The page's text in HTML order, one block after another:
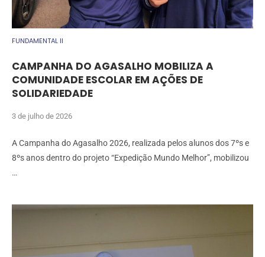
FUNDAMENTAL II
CAMPANHA DO AGASALHO MOBILIZA A
COMUNIDADE ESCOLAR EM AÇÕES DE
SOLIDARIEDADE
3 de julho de 2026
A Campanha do Agasalho 2026, realizada pelos alunos dos 7ºs e
8ºs anos dentro do projeto “Expedição Mundo Melhor”, mobilizou
…